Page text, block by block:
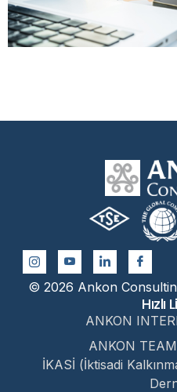
© 2026 Ankon
Hızlı
ANKON
ANKON
İKASİ (İktisadi